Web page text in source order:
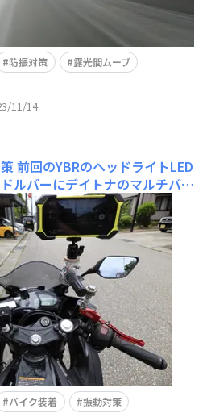
防振対策 露光間ムーブ
11/14
前回のYBRのヘッドライトLED
ルバーにデイトナのマルチバー
り付けているのが見えました
フォトで紹介したことがありま
スマホをバイクに装着し、Acti
ムーブ"の写真を撮っ
バイク装着 振動対策